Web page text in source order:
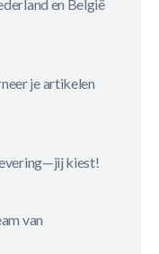
en België
je artikelen
kiest!
van